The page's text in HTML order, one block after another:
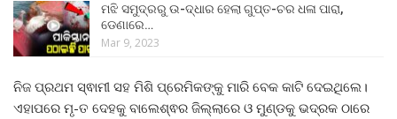
ମଝି ସମୁଦ୍ରରୁ ଉ-ଦ୍ଧାର ହେଲା ଗୁପ୍ତ-ଚର ଧଳା ପାରା,
ଡେଣାରେ…
Mar 9, 2023
ନିଜ ପ୍ରଥମ ସ୍ଵାମୀ ସହ ମିଶି ପ୍ରେମିକଙ୍କୁ ମାରି ବେକ କାଟି ଦେଇଥିଲେ।
ଏହାପରେ ମୃ-ତ ଦେହକୁ ବାଲେଶ୍ଵର ଜିଲ୍ଲାରେ ଓ ମୁଣ୍ଡକୁ ଭଦ୍ରକ ଠାରେ